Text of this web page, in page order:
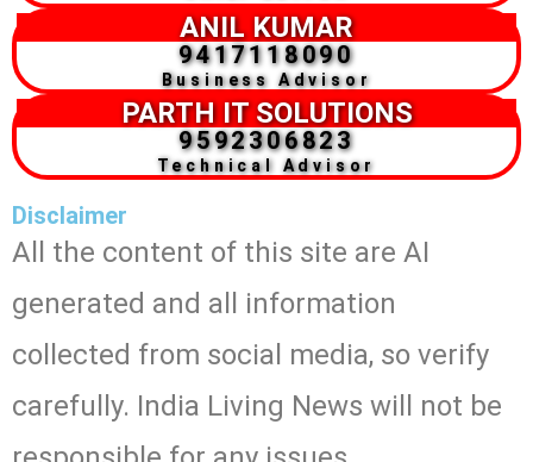
ANIL KUMAR
9417118090
Business Advisor
PARTH IT SOLUTIONS
9592306823
Technical Advisor
Disclaimer
All the content of this site are AI
generated and all information
collected from social media, so verify
carefully. India Living News will not be